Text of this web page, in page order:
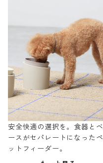
安全快適の選択を。食器とベ
ースがセパレートになったペ
ットフィーダー。